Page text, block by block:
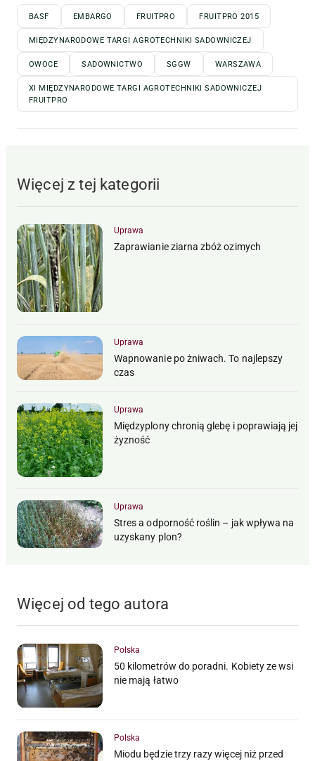
BASF EMBARGO FRUITPRO FRUITPRO 2015
MIĘDZYNARODOWE TARGI AGROTECHNIKI SADOWNICZEJ
OWOCE SADOWNICTWO SGGW WARSZAWA
XI MIĘDZYNARODOWE TARGI AGROTECHNIKI SADOWNICZEJ
FRUITPRO
Więcej z tej kategorii
Uprawa
Zaprawianie ziarna zbóż ozimych
Uprawa
Wapnowanie po żniwach. To najlepszy
czas
Uprawa
Międzyplony chronią glebę i poprawiają jej
żyzność
Uprawa
Stres a odporność roślin – jak wpływa na
uzyskany plon?
Więcej od tego autora
Polska
50 kilometrów do poradni. Kobiety ze wsi
nie mają łatwo
Polska
Miodu będzie trzy razy więcej niż przed